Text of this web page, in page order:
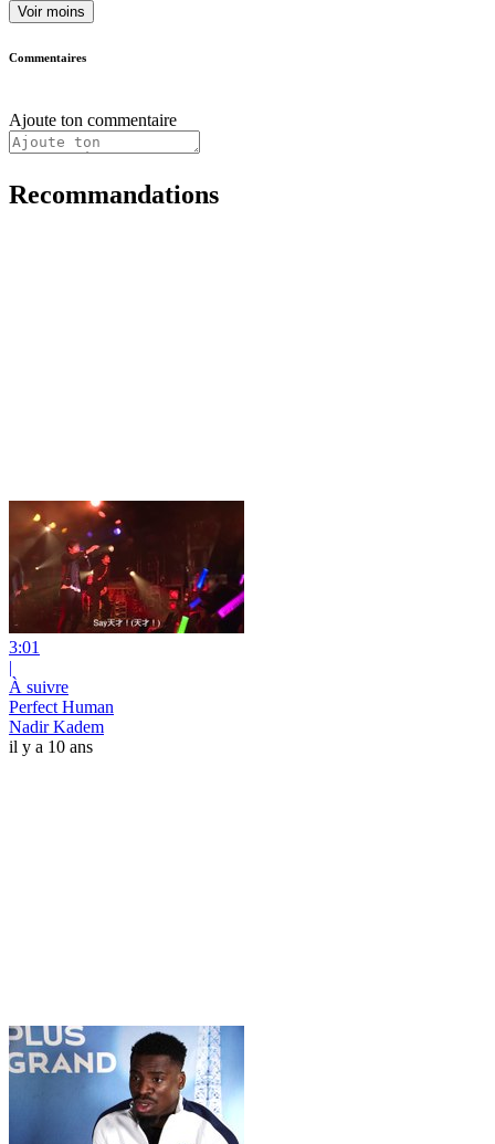
Voir moins
Commentaires
Ajoute ton commentaire
Recommandations
3:01
|
À suivre
Perfect Human
Nadir Kadem
il y a 10 ans